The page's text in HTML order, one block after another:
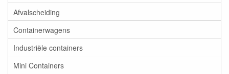
Afvalscheiding
Containerwagens
Industriële containers
Mini Containers